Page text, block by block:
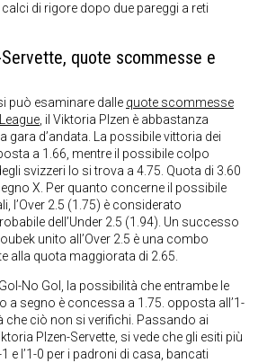
di rigore dopo due pareggi a reti
quote scommesse e
può esaminare dalle quote scommesse
, il Viktoria Plzen è abbastanza
gara d’andata. La possibile vittoria dei
a 1.66, mentre il possibile colpo
svizzeri lo si trova a 4.75. Quota di 3.60
X. Per quanto concerne il possibile
l’Over 2.5 (1.75) è considerato
dell’Under 2.5 (1.94). Un successo
unito all’Over 2.5 è una combo
alla quota maggiorata di 2.65.
No Gol, la possibilità che entrambe le
a segno è concessa a 1.75. opposta all’1-
che ciò non si verifichi. Passando ai
Plzen-Servette, si vede che gli esiti più
e l’1-0 per i padroni di casa, bancati